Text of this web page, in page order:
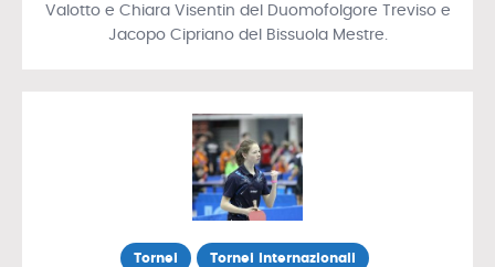
Valotto e Chiara Visentin del Duomofolgore Treviso e
Jacopo Cipriano del Bissuola Mestre.
Tornei Tornei Internazionali